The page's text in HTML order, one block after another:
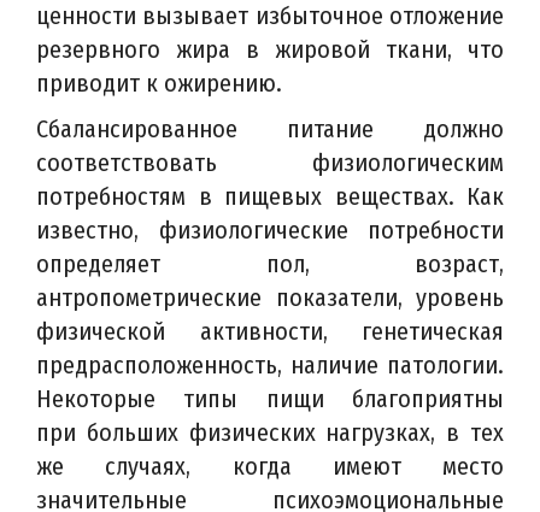
ценности вызывает избыточное отложение
резервного жира в жировой ткани, что
приводит к ожирению.
Сбалансированное питание должно
соответствовать физиологическим
потребностям в пищевых веществах. Как
известно, физиологические потребности
определяет пол, возраст,
антропометрические показатели, уровень
физической активности, генетическая
предрасположенность, наличие патологии.
Некоторые типы пищи благоприятны
при больших физических нагрузках, в тех
же случаях, когда имеют место
значительные психоэмоциональные